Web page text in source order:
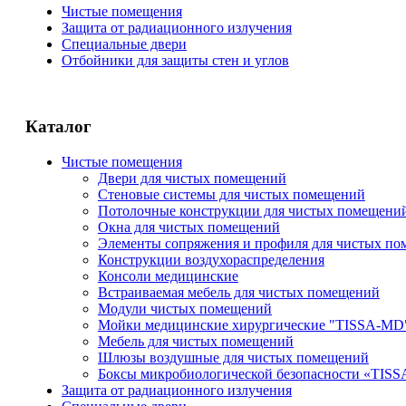
Чистые помещения
Защита от радиационного излучения
Специальные двери
Отбойники для защиты стен и углов
Каталог
Чистые помещения
Двери для чистых помещений
Стеновые системы для чистых помещений
Потолочные конструкции для чистых
Окна для чистых помещений
Элементы сопряжения и профиля для чистых
Конструкции воздухораспределения
Консоли медицинские
Встраиваемая мебель для чистых помещений
Модули чистых помещений
Мойки медицинские хирургические "TISSA-
Мебель для чистых помещений
Шлюзы воздушные для чистых помещений
Боксы микробиологической безопасности
Защита от радиационного излучения